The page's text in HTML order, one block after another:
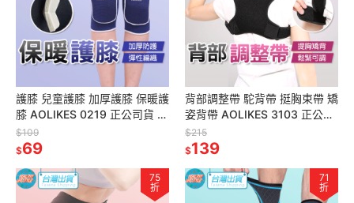
護膝 兒童護膝 加厚護膝 保暖護
膝 AOLIKES 0219 正公司貨 海
綿護膝 運動護膝 直排輪護膝 護
具
$109
$69
背部調整帶 駝背帶 挺胸束帶 矯
姿背帶 AOLIKES 3103 正公司
貨 駝背束帶 防駝背心 美姿帶
矯姿帶
$215
$139
75
折
71
折